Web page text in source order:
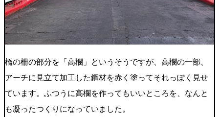
橋の柵の部分を「高欄」というそうですが、高欄の一部、
アーチに見立て加工した鋼材を赤く塗ってそれっぽく見せ
ています。ふつうに高欄を作ってもいいところを、なんと
も凝ったつくりになっていました。